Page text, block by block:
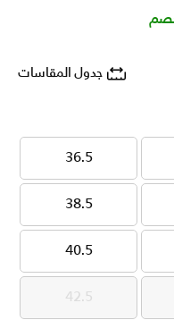
جدول المقاسات
36.5
36.5
38.5
38.5
40.5
40.5
42.5
42.5